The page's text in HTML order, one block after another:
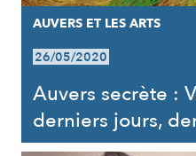
AUVERS ET LES ARTS
26/05/2020
Auvers secrète :
derniers jours,